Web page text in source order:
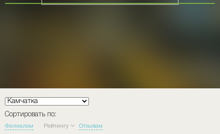
Сортировать по:
Филиалам Рейтингу Отзывам